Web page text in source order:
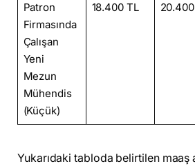
Patron
Firmasında
Çalışan
Yeni
Mezun
Mühendis
(Küçük)
18.400 TL
Yukarıdaki tabloda belirtilen maaş